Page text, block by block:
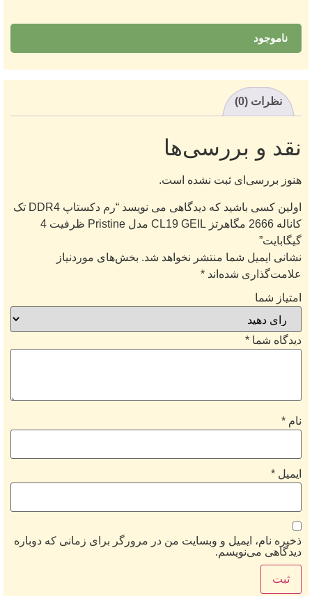
ناموجود
نظرات (0)
نقد و بررسی‌ها
هنوز بررسی‌ای ثبت نشده است.
اولین کسی باشید که دیدگاهی می نویسد “رم دکستاپ DDR4 تک
کاناله 2666 مگاهرتز CL19 GEIL مدل Pristine ظرفیت 4
گیگابایت”
نشانی ایمیل شما منتشر نخواهد شد. بخش‌های موردنیاز
علامت‌گذاری شده‌اند *
امتیاز شما
دیدگاه شما *
نام *
ایمیل *
ذخیره نام، ایمیل و وبسایت من در مرورگر برای زمانی که دوباره
دیدگاهی می‌نویسم.